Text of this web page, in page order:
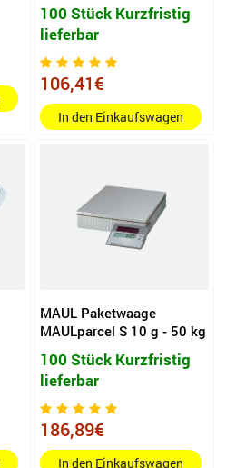
100 Stück Kurzfristig
lieferbar
106,41€
In den Einkaufswagen
MAUL Paketwaage
MAULparcel S 10 g - 50 kg
100 Stück Kurzfristig
lieferbar
186,89€
In den Einkaufswagen